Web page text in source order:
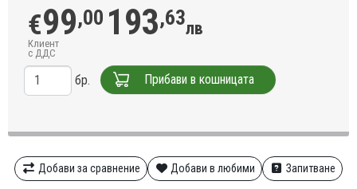
€99,00 193,63лв
Клиент
с ДДС
бр. Прибави в кошницата
Добави за сравнение Добави в любими Запитване